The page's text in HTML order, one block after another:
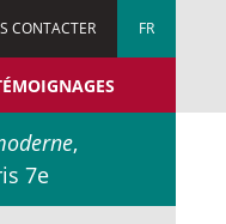
CONTACTER FR
,
7e